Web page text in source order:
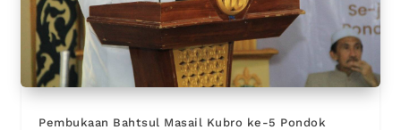
Pembukaan Bahtsul Masail Kubro ke-5 Pondok